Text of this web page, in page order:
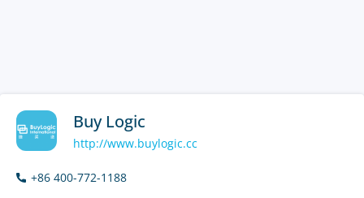
Buy Logic
http://www.buylogic.cc
+86 400-772-1188